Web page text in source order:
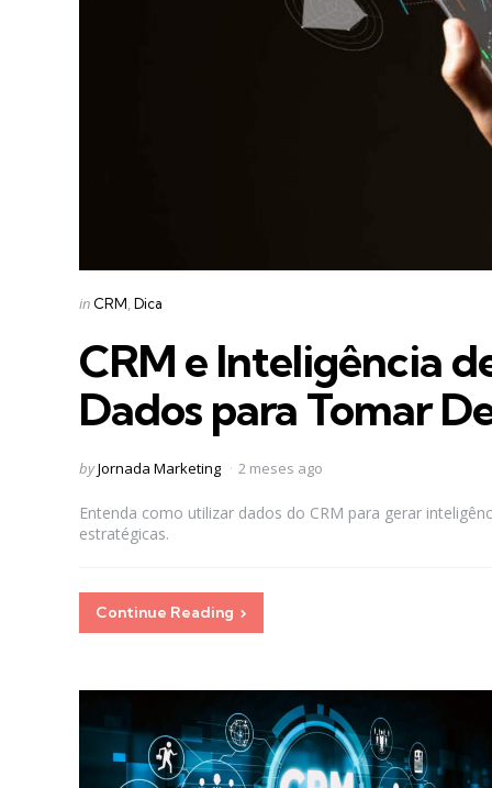
Categories
Posted
in CRM Dica
CRM e Inteligência
Dados para Tomar
Posted
byJornada Marketing 2 meses ago
Entenda como utilizar dados do CRM para gerar
estratégicas.
Continue Reading